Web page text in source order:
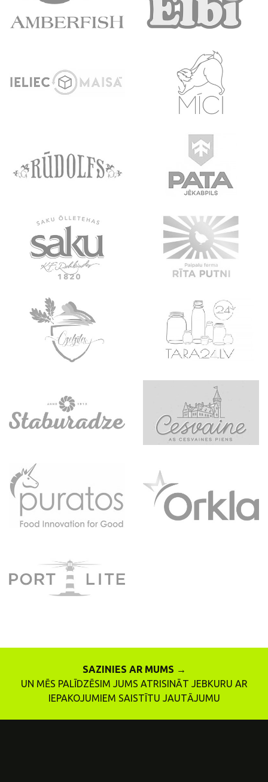
SAZINIES AR MUMS →
UN MĒS PALĪDZĒSIM JUMS ATRISINĀT JEBKURU AR
IEPAKOJUMIEM SAISTĪTU JAUTĀJUMU